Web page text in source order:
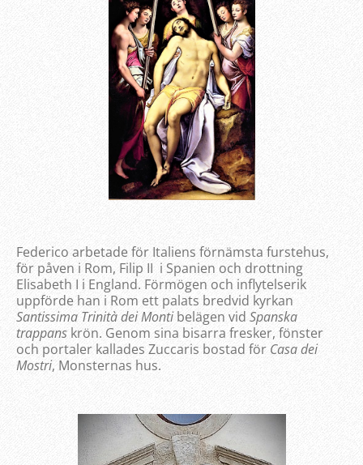
Federico arbetade för Italiens förnämsta furstehus,
för påven i Rom, Filip II i Spanien och drottning
Elisabeth I i England. Förmögen och inflytelserik
uppförde han i Rom ett palats bredvid kyrkan
Santissima Trinità dei Montibelägen vid Spanska
trappans krön. Genom sina bisarra fresker, fönster
och portaler kallades Zuccaris bostad för Casa dei
Mostri, Monsternas hus.